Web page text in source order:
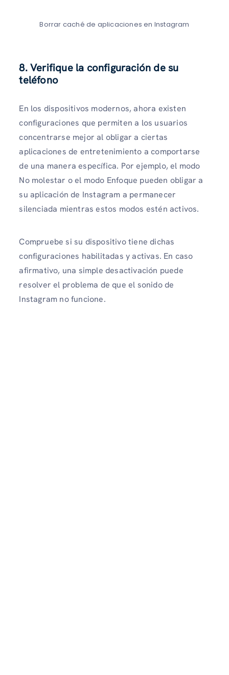
Borrar caché de aplicaciones en Instagram
8. Verifique la configuración de su
teléfono
En los dispositivos modernos, ahora existen
configuraciones que permiten a los usuarios
concentrarse mejor al obligar a ciertas
aplicaciones de entretenimiento a comportarse
de una manera específica. Por ejemplo, el modo
No molestar o el modo Enfoque pueden obligar a
su aplicación de Instagram a permanecer
silenciada mientras estos modos estén activos.
Compruebe si su dispositivo tiene dichas
configuraciones habilitadas y activas. En caso
afirmativo, una simple desactivación puede
resolver el problema de que el sonido de
Instagram no funcione.